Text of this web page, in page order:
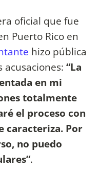
oficial que fue
Puerto Rico en
hizo pública
acusaciones: “La
en mi
totalmente
el proceso con
caracteriza. Por
no puedo
.